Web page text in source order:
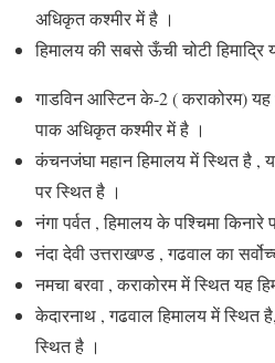
अधिकृत कश्मीर में है ।
हिमालय की सबसे ऊँची चोटी हिमाद्रि
गाडविन आस्टिन के-2 ( कराकोरम) यह
पाक अधिकृत कश्मीर में है ।
कंचनजंघा महान हिमालय में स्थित है ,
पर स्थित है ।
नंगा पर्वत , हिमालय के पश्चिमा
नंदा देवी उत्तराखण्ड , गढवाल का
नमचा बरवा , कराकोरम में स्थित यह
केदारनाथ , गढवाल हिमालय में स्थित
स्थित है ।